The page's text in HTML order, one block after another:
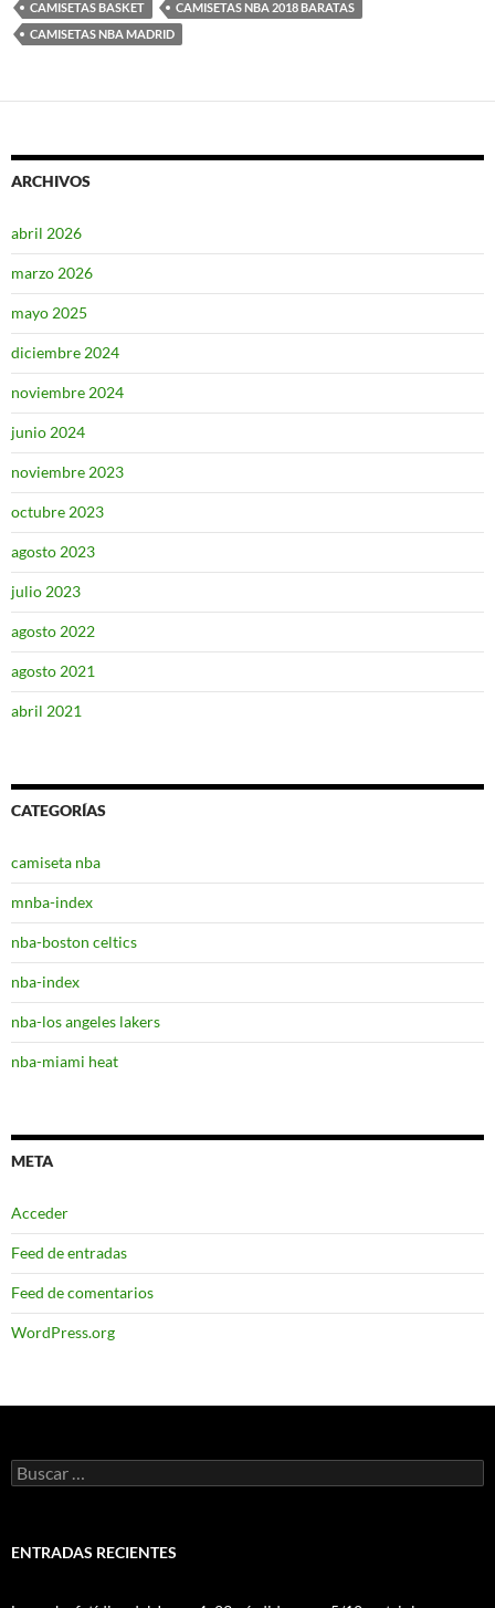
CAMISETAS BASKET
CAMISETAS NBA 2018 BARATAS
CAMISETAS NBA MADRID
ARCHIVOS
abril 2026
marzo 2026
mayo 2025
diciembre 2024
noviembre 2024
junio 2024
noviembre 2023
octubre 2023
agosto 2023
julio 2023
agosto 2022
agosto 2021
abril 2021
CATEGORÍAS
camiseta nba
mnba-index
nba-boston celtics
nba-index
nba-los angeles lakers
nba-miami heat
META
Acceder
Feed de entradas
Feed de comentarios
WordPress.org
Buscar:
ENTRADAS RECIENTES